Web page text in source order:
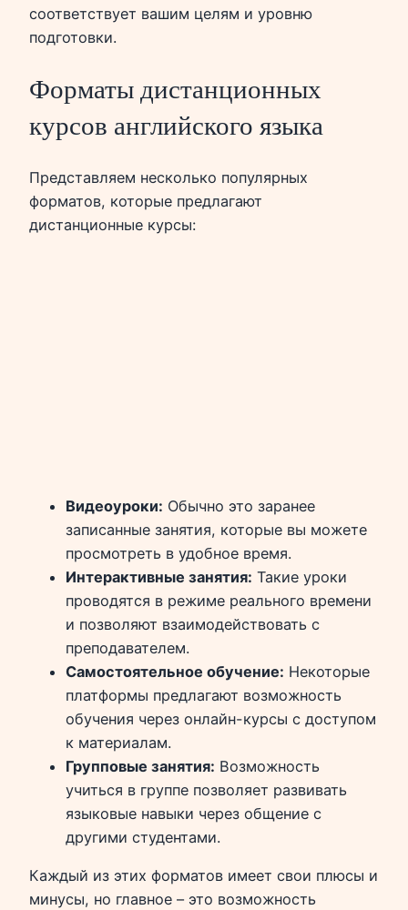
соответствует вашим целям и уровню
подготовки.
Форматы дистанционных
курсов английского языка
Представляем несколько популярных
форматов, которые предлагают
дистанционные курсы:
Видеоуроки: Обычно это заранее
записанные занятия, которые вы можете
просмотреть в удобное время.
Интерактивные занятия: Такие уроки
проводятся в режиме реального времени
и позволяют взаимодействовать с
преподавателем.
Самостоятельное обучение: Некоторые
платформы предлагают возможность
обучения через онлайн-курсы с доступом
к материалам.
Групповые занятия: Возможность
учиться в группе позволяет развивать
языковые навыки через общение с
другими студентами.
Каждый из этих форматов имеет свои плюсы и
минусы, но главное – это возможность